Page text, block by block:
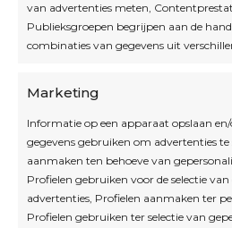
van advertenties meten,
Publieksgroepen begrijpen aan de
combinaties van gegevens uit
Marketing
Informatie op een apparaat opslaan
gegevens gebruiken om advertenties te
aanmaken ten behoeve van
Profielen gebruiken voor de selectie van
advertenties, Profielen aanmaken ter
Profielen gebruiken ter selectie van
Openingsuren
Blijf op de hoogte
Interesse in leuke kadotips of
Laat dan hier je mailadres